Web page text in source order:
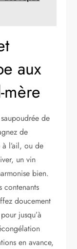
aux
de
de
l’ail, ou de
un vin
bien.
contenants
doucement
jusqu’à
en avance,